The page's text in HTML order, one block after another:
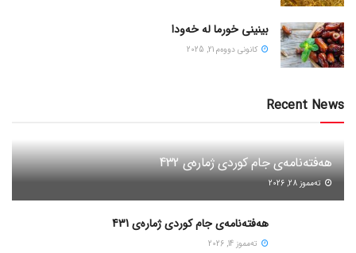
بینینی خورما لە خەودا
كانونی دووه‌م 21, 2025
Recent News
هەفتەنامەی جام کوردی ژمارەی 432
ته‌مموز 28, 2026
هەفتەنامەی جام کوردی ژمارەی 431
ته‌مموز 14, 2026